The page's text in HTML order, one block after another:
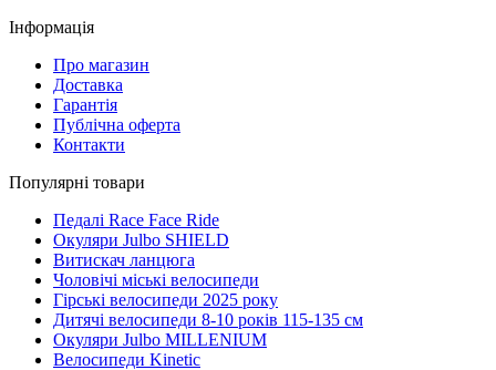
Інформація
Про магазин
Доставка
Гарантія
Публічна оферта
Контакти
Популярні товари
Педалі Race Face Ride
Окуляри Julbo SHIELD
Витискач ланцюга
Чоловічі міські велосипеди
Гірські велосипеди 2025 року
Дитячі велосипеди 8-10 років 115-135 см
Окуляри Julbo MILLENIUM
Велосипеди Kinetic